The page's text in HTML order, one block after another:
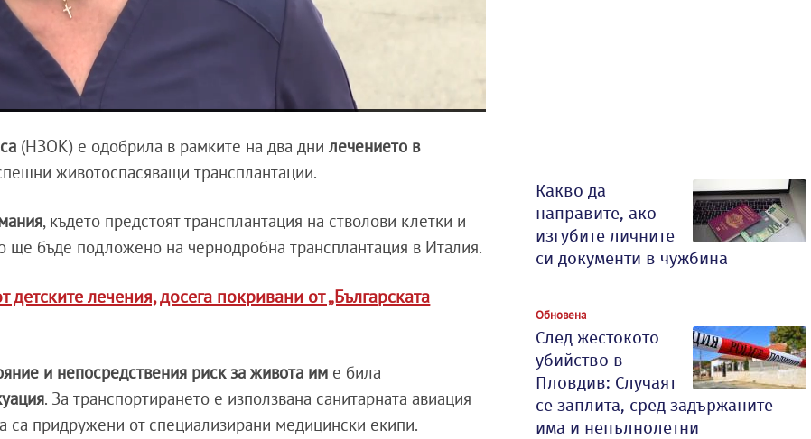
(НЗОК) е одобрила в рамките на два днилечението в
животоспасяващи трансплантации.
, където предстоят трансплантация на стволови клетки и
ще бъде подложено на чернодробна трансплантация в Италия.
лечения, досега покривани от „Българската
и непосредствения риск за живота им е била
. За транспортирането е използвана санитарната авиация
са придружени от специализирани медицински екипи.
Какво да
направите, ако
изгубите личните
си документи в чужбина
Обновена
След жестокото
убийство в
Пловдив: Случаят
се заплита, сред задържаните
има и непълнолетни